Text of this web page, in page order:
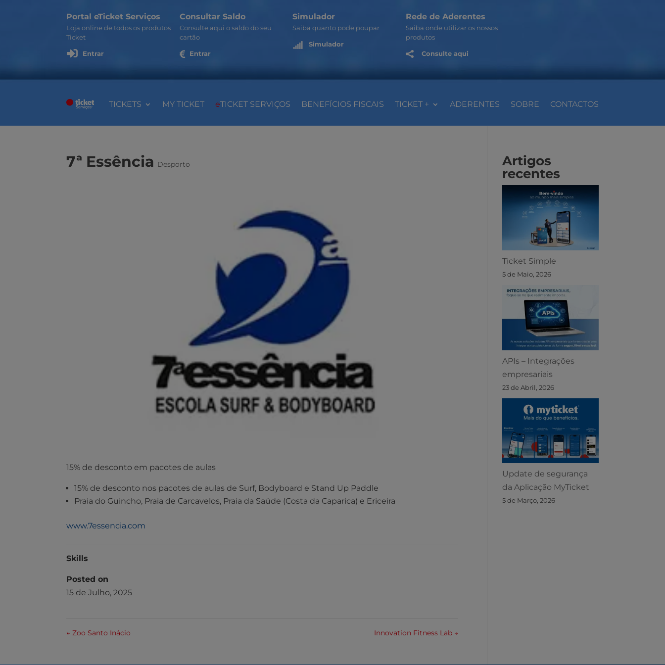
Portal eTicket Serviços
Loja online de todos os produtos
Ticket
 Entrar
Consultar Saldo
Consulte aqui o saldo do seu
cartão
 Entrar
Simulador
Saiba quanto pode poupar
 Simulador
Rede de Aderentes
Saiba onde utilizar os nossos
produtos
 Consulte aqui
TICKETS MY TICKET eTICKET SERVIÇOS BENEFÍCIOS FISCAIS TICKET + ADERENTES SOBRE CONTACTOS
7ª Essência Desporto
15% de desconto em pacotes de aulas
15% de desconto nos pacotes de aulas de Surf, Bodyboard e Stand Up Paddle
Praia do Guincho, Praia de Carcavelos, Praia da Saúde (Costa da Caparica) e Ericeira
www.7essencia.com
Skills
Posted on
15 de Julho, 2025
← Zoo Santo Inácio Innovation Fitness Lab →
Artigos
recentes
Ticket Simple
5 de Maio, 2026
APIs – Integrações
empresariais
23 de Abril, 2026
Update de segurança
da Aplicação MyTicket
5 de Março, 2026